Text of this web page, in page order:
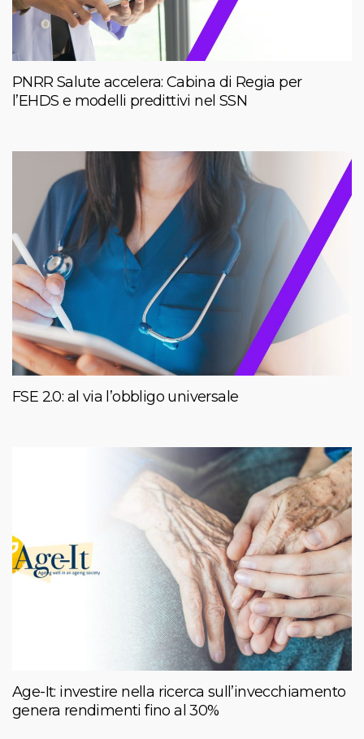
PNRR Salute accelera: Cabina di Regia per
l’EHDS e modelli predittivi nel SSN
FSE 2.0: al via l’obbligo universale
Age-It: investire nella ricerca sull’invecchiamento
genera rendimenti fino al 30%